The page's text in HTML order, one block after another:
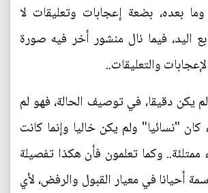
بعده، بضعة إعجابات وتعليقات لا
اليد، فيما نال منشور أخر فيه صورة
والتعليقات..
يكن دقيقا، في توصيف الحالة، فهو لم
"نسائيا" ولم يكن خاليا وإنما كانت
وكما تعلمون فأن هكذا تفصيلة
أحيانا في معيار القبول والرفض، لأي